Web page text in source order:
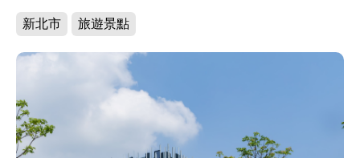
新北市 旅遊景點